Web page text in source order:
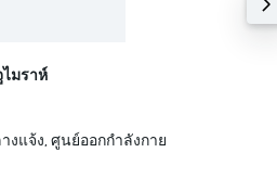
มราห์
แจ้ง, ศูนย์ออกกำลังกาย